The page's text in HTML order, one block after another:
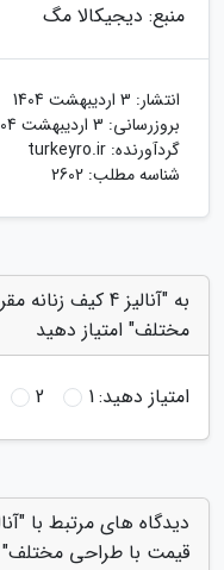
منبع: دیجیکالا مگ
انتشار: 3 اردیبهشت 1404
بروزرسانی: 3 اردیبهشت 1404
گردآورنده: turkeyro.ir
شناسه مطلب: 2602
به "آنالیز 4
مختلف" امتیاز دهید
امتیاز دهید:1
2
قیمت با طراحی مختلف"